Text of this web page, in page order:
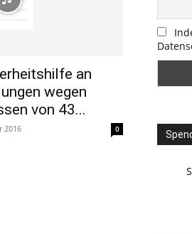
an
wegen
von 43...
2016 0